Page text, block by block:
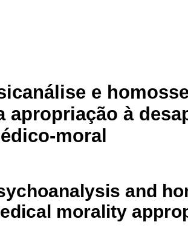
e
apropriação à
moral
and
morality